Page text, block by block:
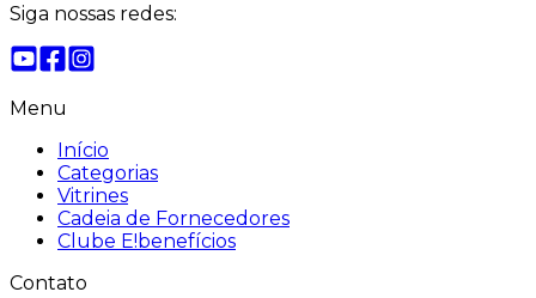
Siga nossas redes:
Menu
Início
Categorias
Vitrines
Cadeia de Fornecedores
Clube E!benefícios
Contato